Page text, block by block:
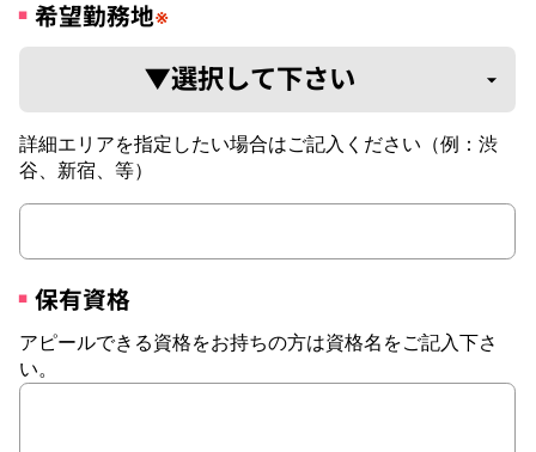
希望勤務地※
詳細エリアを指定したい場合はご記入ください（例：渋
谷、新宿、等）
保有資格
アピールできる資格をお持ちの方は資格名をご記入下さ
い。